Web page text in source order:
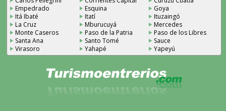
Empedrado
Esquina
Goya
Itá Ibaté
Itatí
Ituzaingó
La Cruz
Mburucuyá
Mercedes
Monte Caseros
Paso de la Patria
Paso de los Libres
Santa Ana
Santo Tomé
Sauce
Virasoro
Yahapé Yapeyú